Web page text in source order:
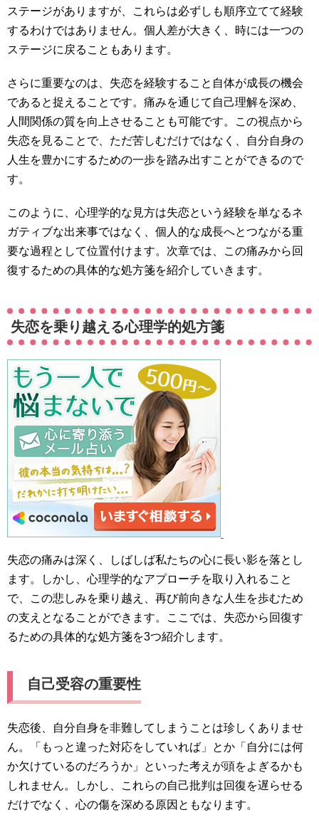
ステージがありますが、これらは必ずしも順序立てて経験
するわけではありません。個人差が大きく、時には一つの
ステージに戻ることもあります。
さらに重要なのは、失恋を経験すること自体が成長の機会
であると捉えることです。痛みを通じて自己理解を深め、
人間関係の質を向上させることも可能です。この視点から
失恋を見ることで、ただ苦しむだけではなく、自分自身の
人生を豊かにするための一歩を踏み出すことができるので
す。
このように、心理学的な見方は失恋という経験を単なるネ
ガティブな出来事ではなく、個人的な成長へとつながる重
要な過程として位置付けます。次章では、この痛みから回
復するための具体的な処方箋を紹介していきます。
失恋を乗り越える心理学的処方箋
失恋の痛みは深く、しばしば私たちの心に長い影を落とし
ます。しかし、心理学的なアプローチを取り入れること
で、この悲しみを乗り越え、再び前向きな人生を歩むため
の支えとなることができます。ここでは、失恋から回復す
るための具体的な処方箋を3つ紹介します。
自己受容の重要性
失恋後、自分自身を非難してしまうことは珍しくありませ
ん。「もっと違った対応をしていれば」とか「自分には何
か欠けているのだろうか」といった考えが頭をよぎるかも
しれません。しかし、これらの自己批判は回復を遅らせる
だけでなく、心の傷を深める原因ともなります。